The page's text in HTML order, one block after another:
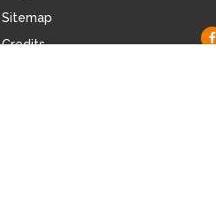
Sitemap
Credits